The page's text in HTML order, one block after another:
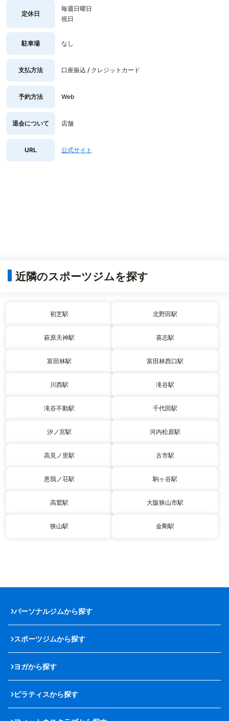
定休日
毎週日曜日
祝日
駐車場 なし
支払方法 口座振込 / クレジットカード
予約方法 Web
退会について 店舗
URL 公式サイト
近隣のスポーツジムを探す
初芝駅 北野田駅
萩原天神駅 喜志駅
富田林駅 富田林西口駅
川西駅 滝谷駅
滝谷不動駅 千代田駅
汐ノ宮駅 河内松原駅
高見ノ里駅 古市駅
恵我ノ荘駅 駒ヶ谷駅
高鷲駅 大阪狭山市駅
狭山駅 金剛駅
パーソナルジムから探す
スポーツジムから探す
ヨガから探す
ピラティスから探す